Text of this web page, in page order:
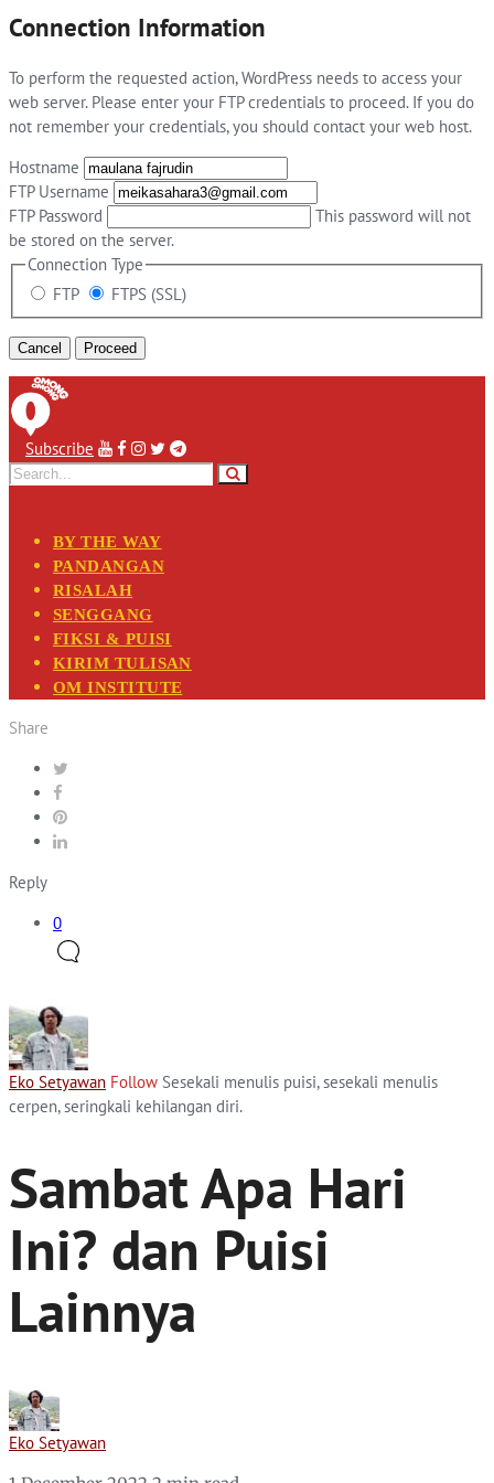
Connection Information
To perform the requested action, WordPress needs to access your
web server. Please enter your FTP credentials to proceed. If you do
not remember your credentials, you should contact your web host.
Hostname
FTP Username
FTP Password
This password will not
be stored on the server.
Connection Type
FTP
FTPS (SSL)
Cancel
Subscribe
BY THE WAY
PANDANGAN
RISALAH
SENGGANG
FIKSI & PUISI
KIRIM TULISAN
OM INSTITUTE
Share
Reply
0
Eko Setyawan Follow Sesekali menulis puisi, sesekali menulis
cerpen, seringkali kehilangan diri.
Sambat Apa Hari
Ini? dan Puisi
Lainnya
Eko Setyawan